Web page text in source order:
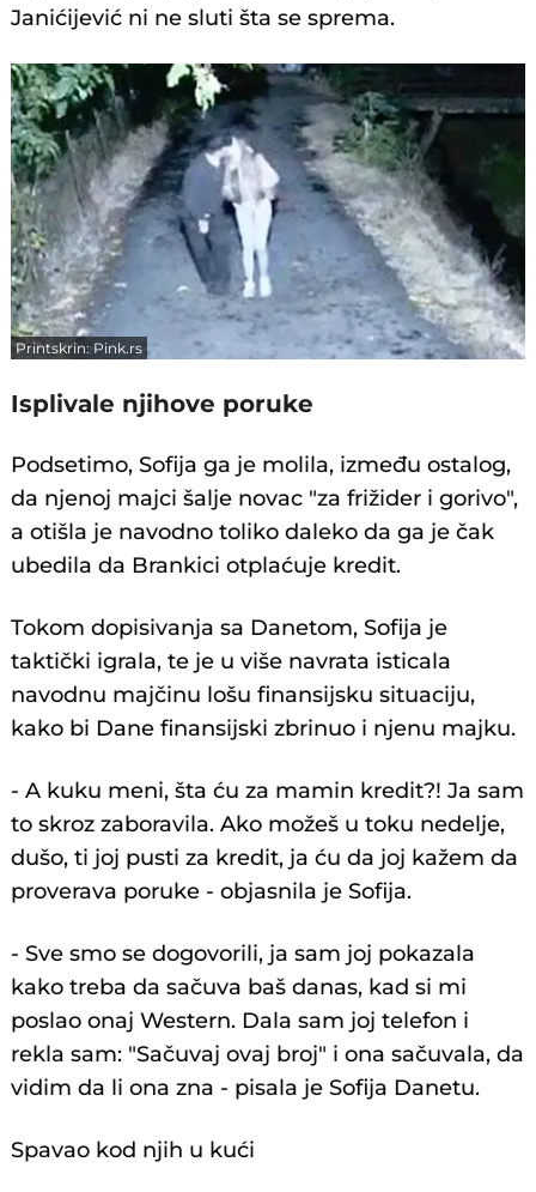
Janićijević ni ne sluti šta se sprema.
Printskrin: Pink.rs
Isplivale njihove poruke
Podsetimo, Sofija ga je molila, između ostalog,
da njenoj majci šalje novac "za frižider i gorivo",
a otišla je navodno toliko daleko da ga je čak
ubedila da Brankici otplaćuje kredit.
Tokom dopisivanja sa Danetom, Sofija je
taktički igrala, te je u više navrata isticala
navodnu majčinu lošu finansijsku situaciju,
kako bi Dane finansijski zbrinuo i njenu majku.
- A kuku meni, šta ću za mamin kredit?! Ja sam
to skroz zaboravila. Ako možeš u toku nedelje,
dušo, ti joj pusti za kredit, ja ću da joj kažem da
proverava poruke - objasnila je Sofija.
- Sve smo se dogovorili, ja sam joj pokazala
kako treba da sačuva baš danas, kad si mi
poslao onaj Western. Dala sam joj telefon i
rekla sam: "Sačuvaj ovaj broj" i ona sačuvala, da
vidim da li ona zna - pisala je Sofija Danetu.
Spavao kod njih u kući